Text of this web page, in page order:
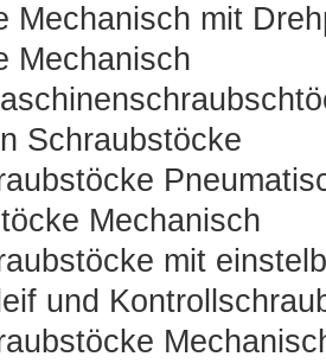
Mechanisch mit
Mechanisch
Schraubstöcke
Mechanisch
mit
und